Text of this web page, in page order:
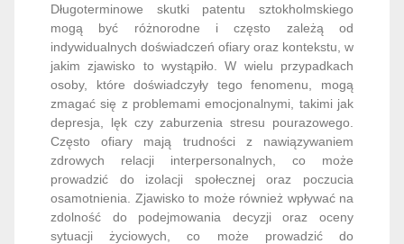
Długoterminowe skutki patentu sztokholmskiego
mogą być różnorodne i często zależą od
indywidualnych doświadczeń ofiary oraz kontekstu, w
jakim zjawisko to wystąpiło. W wielu przypadkach
osoby, które doświadczyły tego fenomenu, mogą
zmagać się z problemami emocjonalnymi, takimi jak
depresja, lęk czy zaburzenia stresu pourazowego.
Często ofiary mają trudności z nawiązywaniem
zdrowych relacji interpersonalnych, co może
prowadzić do izolacji społecznej oraz poczucia
osamotnienia. Zjawisko to może również wpływać na
zdolność do podejmowania decyzji oraz oceny
sytuacji życiowych, co może prowadzić do